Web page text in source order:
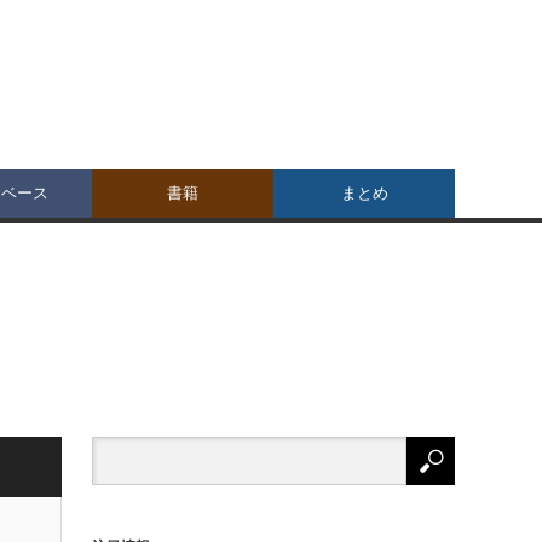
ース 書籍 まとめ